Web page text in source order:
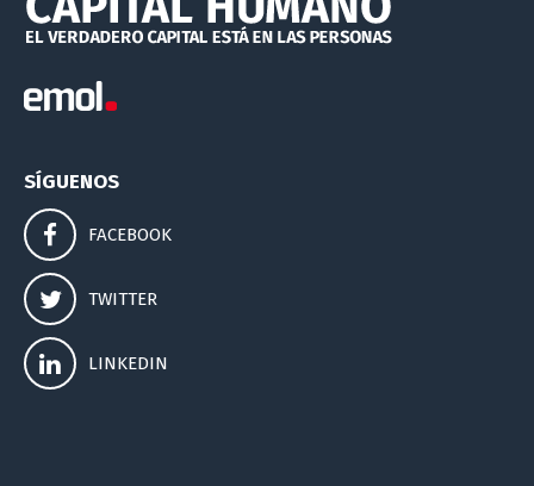
SÍGUENOS
FACEBOOK
TWITTER
LINKEDIN